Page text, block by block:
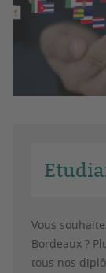
Vous
Bordeaux ?
tous nos